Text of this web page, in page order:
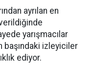
ayrılan en
yarışmacılar
başındaki izleyiciler
ediyor.